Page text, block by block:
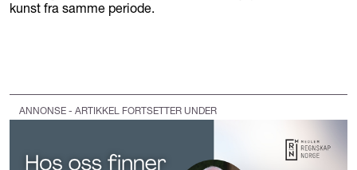
kunst fra samme periode.
ANNONSE - ARTIKKEL FORTSETTER UNDER